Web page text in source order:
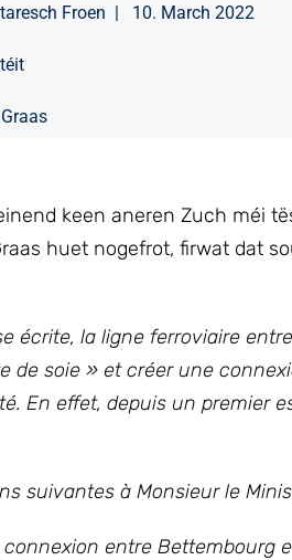
Froen | 10. March 2022
keen aneren Zuch méi
huet nogefrot, firwat dat
écrite, la ligne ferroviaire
de soie » et créer une
En effet, depuis un premier
suivantes à Monsieur le
entre Bettembourg